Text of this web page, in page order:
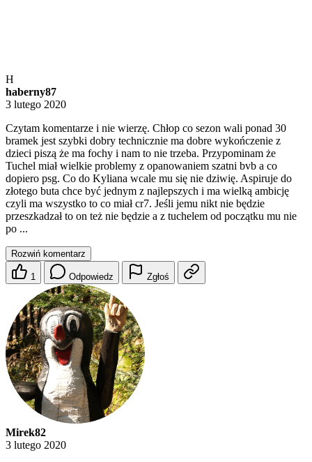
H
haberny87
3 lutego 2020
Czytam komentarze i nie wierzę. Chłop co sezon wali ponad 30
bramek jest szybki dobry technicznie ma dobre wykończenie z
dzieci piszą że ma fochy i nam to nie trzeba. Przypominam że
Tuchel miał wielkie problemy z opanowaniem szatni bvb a co
dopiero psg. Co do Kyliana wcale mu się nie dziwię. Aspiruje do
złotego buta chce być jednym z najlepszych i ma wielką ambicję
czyli ma wszystko to co miał cr7. Jeśli jemu nikt nie będzie
przeszkadzał to on też nie będzie a z tuchelem od początku mu nie
po ...
Rozwiń komentarz
1 Odpowiedz Zgłoś
Mirek82
3 lutego 2020